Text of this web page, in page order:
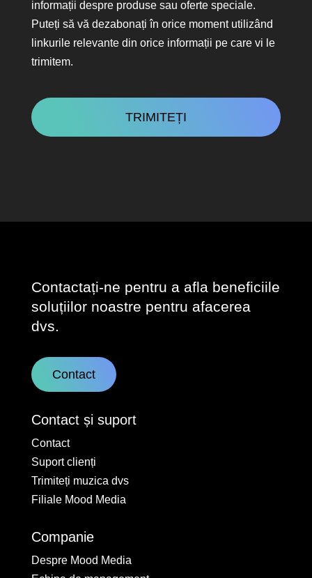
legătura
informații despre produse sau oferte speciale.
Puteți să vă dezabonați în orice moment utilizând
linkurile relevante din orice informații pe care vi le
trimitem.
Contactați-ne pentru a afla beneficiile
soluțiilor noastre pentru afacerea
dvs.
Contact
Contact și suport
Contact
Suport clienți
Trimiteți muzica dvs
Filiale Mood Media
Companie
Despre Mood Media